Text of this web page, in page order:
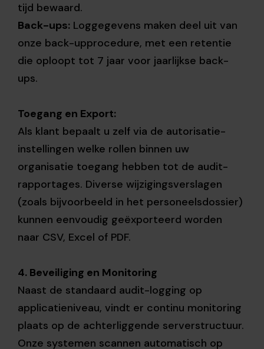
tijd bewaard.
Back-ups: Loggegevens maken deel uit van
onze back-upprocedure, met een retentie
die oploopt tot 7 jaar voor jaarlijkse back-
ups.
Toegang en Export:
Als klant bepaalt u zelf via de autorisatie-
instellingen welke rollen binnen uw
organisatie toegang hebben tot de audit-
rapportages. Diverse wijzigingsverslagen
(zoals bijvoorbeeld in het personeelsdossier)
kunnen eenvoudig geëxporteerd worden
naar CSV, Excel of PDF.
4. Beveiliging en Monitoring
Naast de standaard audit-logging op
applicatieniveau, vindt er continu monitoring
plaats op de achterliggende serverstructuur.
Onze systemen scannen automatisch op